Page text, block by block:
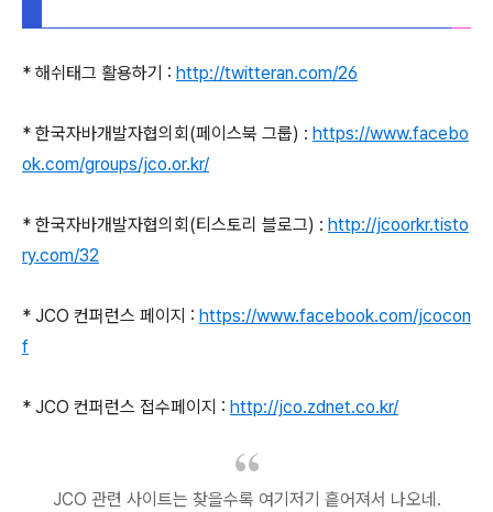
* 해쉬태그 활용하기 : http://twitteran.com/26
* 한국자바개발자협의회(페이스북 그룹) : https://www.facebo
ok.com/groups/jco.or.kr/
* 한국자바개발자협의회(티스토리 블로그) : http://jcoorkr.tisto
ry.com/32
* JCO 컨퍼런스 페이지 : https://www.facebook.com/jcocon
f
* JCO 컨퍼런스 접수페이지 : http://jco.zdnet.co.kr/
JCO 관련 사이트는 찾을수록 여기저기 흩어져서 나오네.